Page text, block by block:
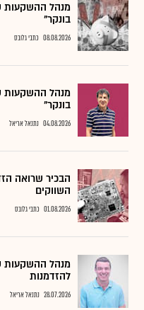
מנהל ההשקעות
בונקר"
08.08.2026 כתבי גלובס
מנהל ההשקעות
בונקר"
04.08.2026 נתנאל אריאל
הבכיר שרואה
השווקים
01.08.2026 כתבי גלובס
מנהל ההשקעות
להזדמנות
28.07.2026 נתנאל אריאל